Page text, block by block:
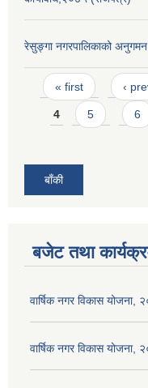
रेसुङ्गा नगरपालिकाको
Pages
« first ‹
4 5 6
बाँकी
बजेट तथा
वार्षिक नगर विकास योजना,
वार्षिक नगर विकास योजना,